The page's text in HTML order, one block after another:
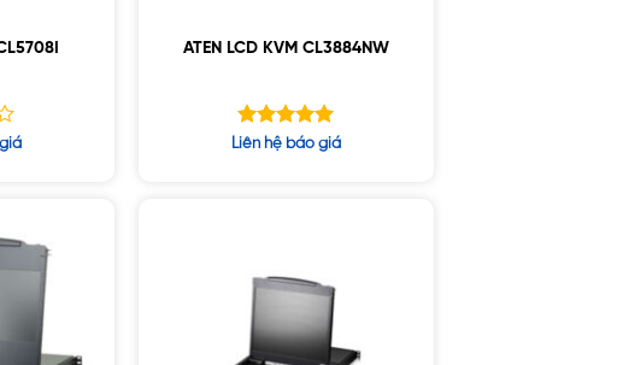
ATEN LCD KVM CL3884NW
Được xếp
Liên hệ báo giá